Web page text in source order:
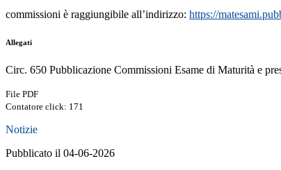
commissioni è raggiungibile all’indirizzo: https://
Allegati
Circ. 650 Pubblicazione Commissioni Esame di Maturità e
File PDF
Contatore click: 171
Notizie
Pubblicato il 04-06-2026